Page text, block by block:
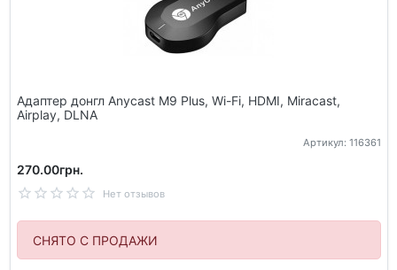
Адаптер донгл Anycast M9 Plus, Wi-Fi, HDMI, Miracast,
Airplay, DLNA
Артикул: 116361
270.00грн.
Нет отзывов
СНЯТО С ПРОДАЖИ